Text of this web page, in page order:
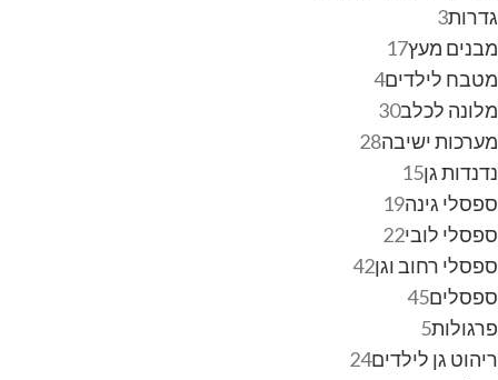
גדרות3
מבנים מעץ17
מטבח לילדים4
מלונה לכלב30
מערכות ישיבה28
נדנדות גן15
ספסלי גינה19
ספסלי לובי22
ספסלי רחוב וגן42
ספסלים45
פרגולות5
ריהוט גן לילדים24